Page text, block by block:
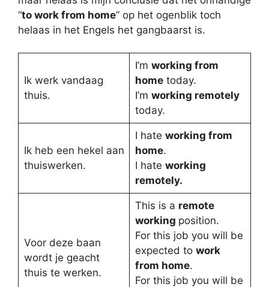
“to work from home” op het ogenblik toch
helaas in het Engels het gangbaarst is.
Ik werk vandaag
thuis.
I’m working from
hometoday.
I’m working remotely
today.
Ik heb een hekel aan
thuiswerken.
I hate working from
home.
I hate working
remotely.
Voor deze baan
wordt je geacht
thuis te werken.
This is a remote
working position.
For this job you will be
expected to work
from home.
For this job you will be